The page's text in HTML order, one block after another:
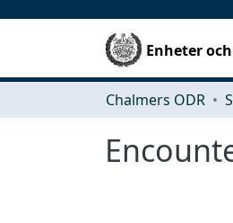
Enheter
Chalmers ODR